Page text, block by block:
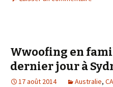
Wwoofing en
dernier jour à
17 août 2014 Australie,